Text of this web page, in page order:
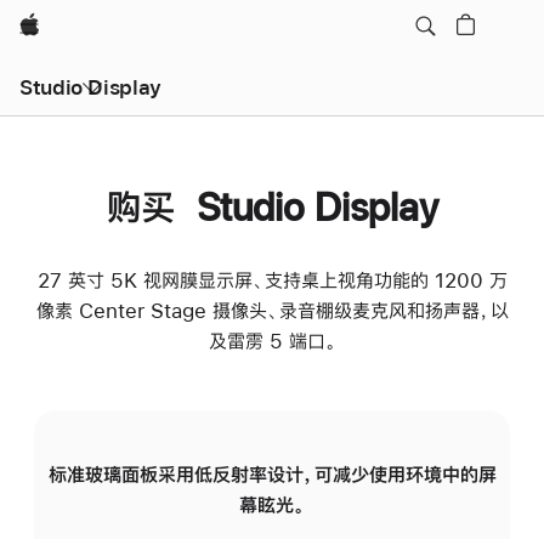
Apple
Studio Display
购买 Studio Display
27 英寸 5K 视网膜显示屏、支持桌上视角功能的 1200 万
像素 Center Stage 摄像头、录音棚级麦克风和扬声器，以
及雷雳 5 端口。
标准玻璃面板采用低反射率设计，可减少使用环境中的屏
幕眩光。